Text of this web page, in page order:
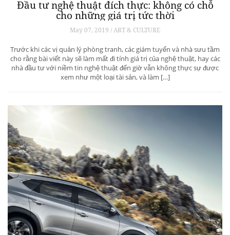
Đầu tư nghệ thuật đích thực: không có chỗ
cho những giá trị tức thời
May 07, 2019 / ART & CULTURE
Trước khi các vị quản lý phòng tranh, các giám tuyển và nhà sưu tầm
cho rằng bài viết này sẽ làm mất đi tính giá trị của nghệ thuật, hay các
nhà đầu tư với niềm tin nghệ thuật đến giờ vẫn không thực sự được
xem như một loại tài sản, và làm […]